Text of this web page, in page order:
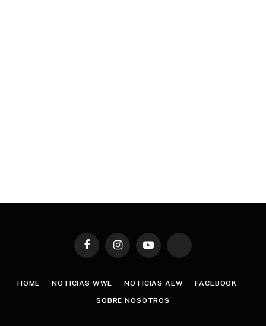
FacebookInstagramYouTube TikTok
HOME NOTICIAS WWE NOTICIAS AEW FACEBOOK
SOBRE NOSOTROS